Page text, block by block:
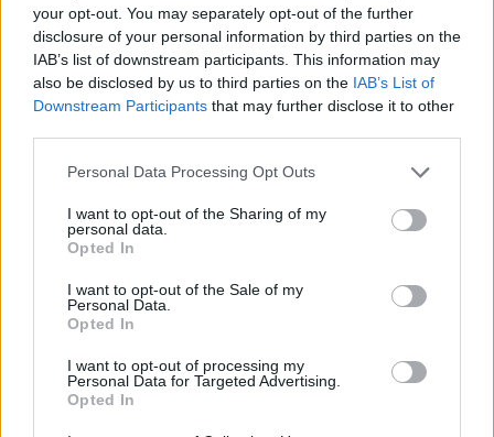
your opt-out. You may separately opt-out of the further
disclosure of your personal information by third parties on the
IAB’s list of downstream participants. This information may
also be disclosed by us to third parties on the IAB’s List of
Downstream Participants that may further disclose it to other
Personal Data Processing Opt Outs
I want to opt-out of the Sharing of my
personal data.
Opted In
I want to opt-out of the Sale of my
Personal Data.
Opted In
I want to opt-out of processing my
Personal Data for Targeted Advertising.
Opted In
Ελένη Φωτοπούλου: Η δημόσια ερωτική
εξομολόγηση στον Άκη Παυλόπουλο για τη
γιορτή του – «Είναι ο φύλακας άγγελος όσων
βρίσκονται κοντά του»